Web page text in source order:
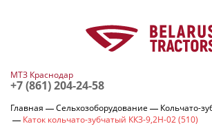
МТЗ Краснодар
+7 (861) 204-24-58
Главная Сельхозоборудование
Кольчато-
Каток кольчато-зубчатый ККЗ-9,2Н-02 (510)